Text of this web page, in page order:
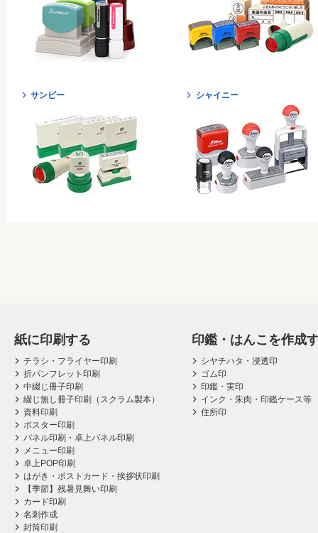
サンビー シャイニー
紙に印刷する
チラシ・フライヤー印刷
折パンフレット印刷
中綴じ冊子印刷
綴じ無し冊子印刷（スクラム製本）
資料印刷
ポスター印刷
パネル印刷・卓上パネル印刷
メニュー印刷
卓上POP印刷
はがき・ポストカード・挨拶状印刷
【季節】残暑見舞い印刷
カード印刷
名刺作成
封筒印刷
印鑑・はんこを作成
シヤチハタ・浸透印
ゴム印
印鑑・実印
インク・朱肉・印鑑ケース等
住所印